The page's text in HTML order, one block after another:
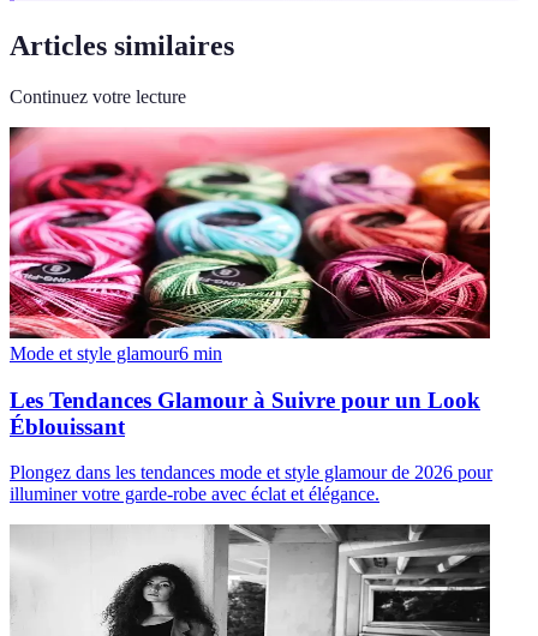
Articles similaires
Continuez votre lecture
Mode et style glamour6 min
Les Tendances Glamour à Suivre pour un Look
Éblouissant
Plongez dans les tendances mode et style glamour de 2026 pour
illuminer votre garde-robe avec éclat et élégance.